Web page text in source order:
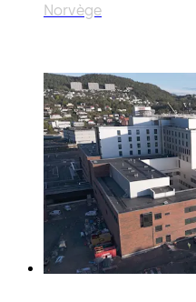
Norvège